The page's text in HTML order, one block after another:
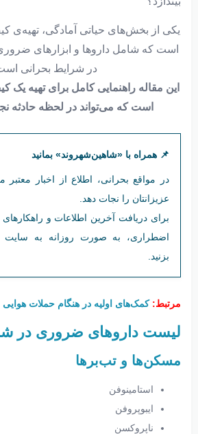
یکی از بخش‌های حیاتی آمادگی، تهیه‌ی
است که شامل داروها و ابزارهای
در شرایط بحرانی
این مقاله راهنمایی کامل برای تهیه
است که می‌تواند در لحظه حادثه
📌 همراه با «شاهین‌شهروند» بمانید
در مواقع بحرانی، اطلاع از اخبار
عزیزانتان را نجات دهد.
برای دریافت آخرین اطلاعات و
اضطراری، به صورت روزانه به
بزنید.
مرتبط: کمک‌های اولیه در هنگام حملات هوایی
لیست داروهای ضروری در
مسکن‌ها و تب‌برها
استامینوفن
ایبوپروفن
ناپروکسن